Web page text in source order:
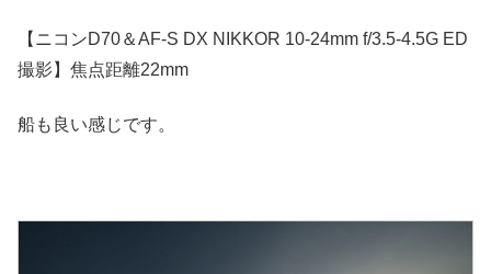
【ニコンD70＆AF-S DX NIKKOR 10-24mm f/3.5-4.5G ED
撮影】焦点距離22mm
船も良い感じです。